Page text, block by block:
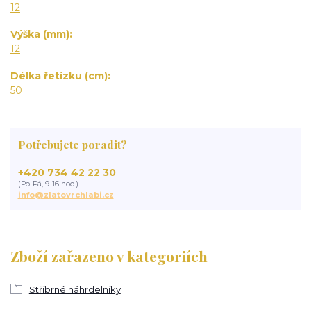
12
Výška (mm)
12
Délka řetízku (cm)
50
Zboží zařazeno v kategoriích
Stříbrné náhrdelníky
Potřebujete poradit?
+420 734 42 22 30
(Po-Pá, 9-16 hod.)
info@zlatovrchlabi.cz